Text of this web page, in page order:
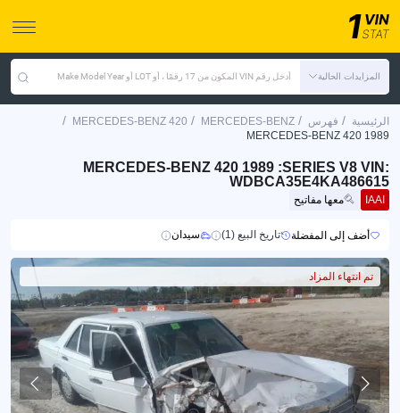
المزايدات الحالية أدخل رقم VIN المكون من 17 رقمًا ، أو LOT أو Make Model Year
الرئيسية / فهرس /
MERCEDES-BENZ
/
MERCEDES-BENZ 420
/
MERCEDES-BENZ 420 1989
MERCEDES-BENZ 420 1989 :SERIES V8 VIN:
WDBCA35E4KA486615
IAAI معها مفاتيح
أضف إلى المفضلة تاريخ البيع (1) سيدان
تم انتهاء المزاد